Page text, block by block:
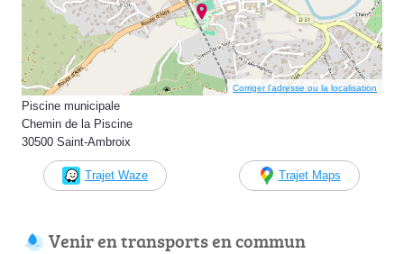
Corriger l’adresse ou la localisation
Piscine municipale
Chemin de la Piscine
30500 Saint-Ambroix
Trajet Waze Trajet Maps
Venir en transports en commun